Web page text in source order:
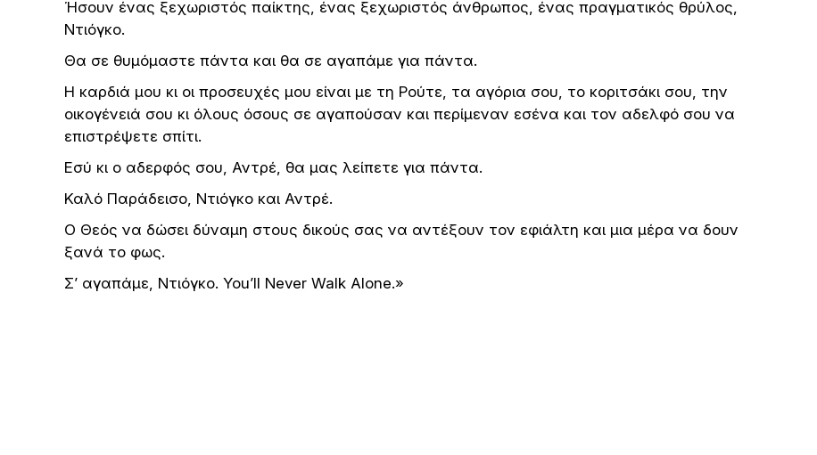
Ήσουν ένας ξεχωριστός παίκτης, ένας ξεχωριστός άνθρωπος, ένας πραγματικός θρύλος,
Ντιόγκο.
Θα σε θυμόμαστε πάντα και θα σε αγαπάμε για πάντα.
Η καρδιά μου κι οι προσευχές μου είναι με τη Ρούτε, τα αγόρια σου, το κοριτσάκι σου, την
οικογένειά σου κι όλους όσους σε αγαπούσαν και περίμεναν εσένα και τον αδελφό σου να
επιστρέψετε σπίτι.
Εσύ κι ο αδερφός σου, Αντρέ, θα μας λείπετε για πάντα.
Καλό Παράδεισο, Ντιόγκο και Αντρέ.
Ο Θεός να δώσει δύναμη στους δικούς σας να αντέξουν τον εφιάλτη και μια μέρα να δουν
ξανά το φως.
Σ’ αγαπάμε, Ντιόγκο. You’ll Never Walk Alone.»